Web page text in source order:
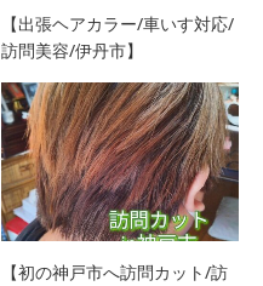
【出張ヘアカラー/車いす対応/
訪問美容/伊丹市】
【初の神戸市へ訪問カット/訪